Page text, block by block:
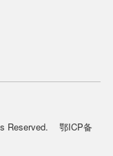
Reserved.鄂ICP备